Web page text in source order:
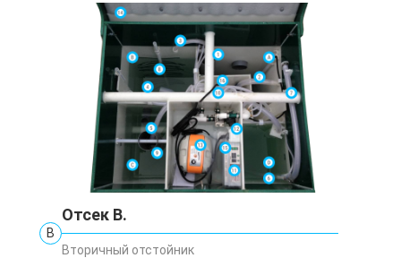
Отсек В.
В
Вторичный отстойник